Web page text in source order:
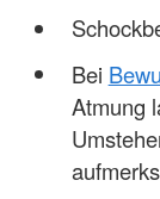
Bei
Atmung